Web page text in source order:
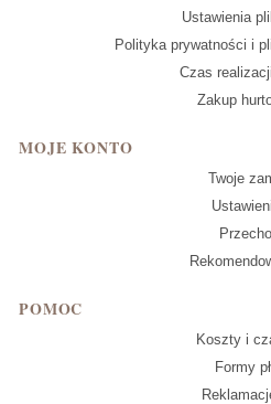
Ustawienia
Polityka prywatności i
Czas
Zakup
MOJE KONTO
Twoje
POMOC
Koszty i
Formy